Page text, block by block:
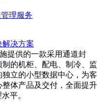
理服务
解决方案
提供的一款采用通道封
制的机柜、配电、制冷、监
立的小型数据中心，为客
整体产品及交付，全面提升
平。